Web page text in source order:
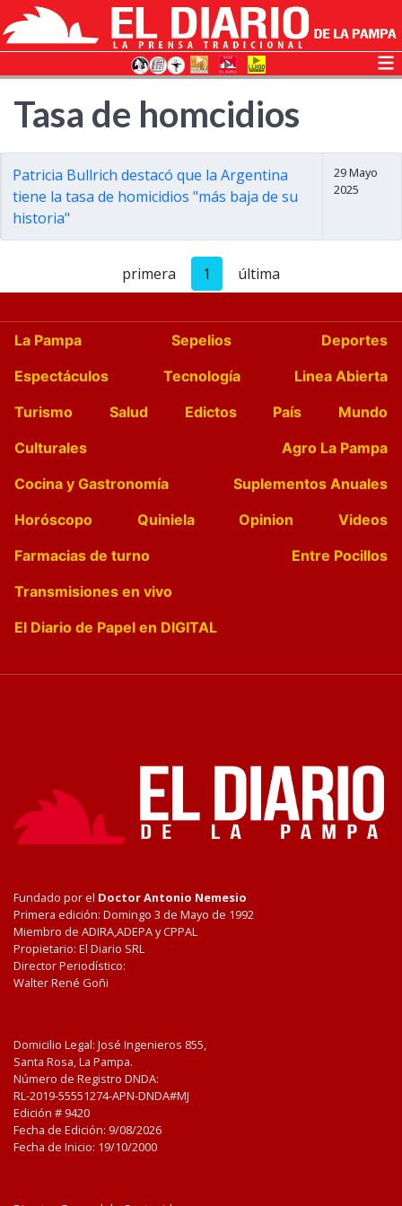
Tasa de homcidios
Patricia Bullrich destacó que la Argentina
tiene la tasa de homicidios "más baja de su
historia"
29 Mayo
2025
primera 1 última
La Pampa Sepelios
Deportes
Espectáculos
Tecnología
Linea Abierta
Turismo
Salud Edictos País
Mundo
Culturales
Agro La Pampa
Cocina y Gastronomía
Suplementos Anuales
Horóscopo
Quiniela Opinion
Videos
Farmacias de turno
Entre Pocillos
Transmisiones en vivo
El Diario de Papel en DIGITAL
Fundado por el Doctor Antonio Nemesio
Primera edición: Domingo 3 de Mayo de 1992
Miembro de ADIRA,ADEPA y CPPAL
Propietario: El Diario SRL
Director Periodístico:
Walter René Goñi
Domicilio Legal: José Ingenieros 855,
Santa Rosa, La Pampa.
Número de Registro DNDA:
RL-2019-55551274-APN-DNDA#MJ
Edición # 9420
Fecha de Edición: 9/08/2026
Fecha de Inicio: 19/10/2000